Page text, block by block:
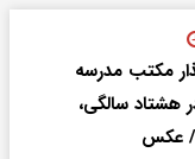
مکتب مدرسه
هشتاد سالگی،
عکس